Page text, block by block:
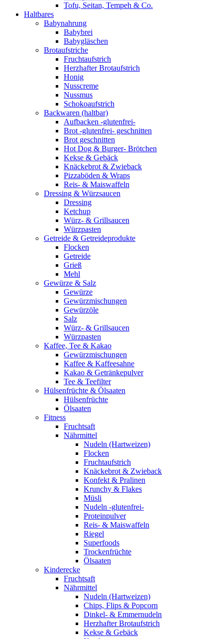
Tofu, Seitan, Tempeh & Co.
Haltbares
Babynahrung
Babybrei
Babygläschen
Brotaufstriche
Fruchtaufstrich
Herzhafter Brotaufstrich
Honig
Nusscreme
Nussmus
Schokoaufstrich
Backwaren (haltbar)
Aufbacken -glutenfrei-
Brot -glutenfrei- geschnitten
Brot geschnitten
Hot Dog & Burger- Brötchen
Kekse & Gebäck
Knäckebrot & Zwieback
Pizzaböden & Wraps
Reis- & Maiswaffeln
Dressing & Würzsaucen
Dressing
Ketchup
Würz- & Grillsaucen
Würzpasten
Getreide & Getreideprodukte
Flocken
Getreide
Grieß
Mehl
Gewürze & Salz
Gewürze
Gewürzmischungen
Gewürzöle
Salz
Würz- & Grillsaucen
Würzpasten
Kaffee, Tee & Kakao
Gewürzmischungen
Kaffee & Kaffeesahne
Kakao & Getränkepulver
Tee & Teefilter
Hülsenfrüchte & Ölsaaten
Hülsenfrüchte
Ölsaaten
Fitness
Fruchtsaft
Nährmittel
Nudeln (Hartweizen)
Flocken
Fruchtaufstrich
Knäckebrot & Zwieback
Konfekt & Pralinen
Krunchy & Flakes
Müsli
Nudeln -glutenfrei-
Proteinpulver
Reis- & Maiswaffeln
Riegel
Superfoods
Trockenfrüchte
Ölsaaten
Kinderecke
Fruchtsaft
Nährmittel
Nudeln (Hartweizen)
Chips, Flips & Popcorn
Dinkel- & Emmernudeln
Herzhafter Brotaufstrich
Kekse & Gebäck